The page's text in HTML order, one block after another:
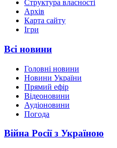
Структура власності
Архів
Карта сайту
Ігри
Всі новини
Головні новини
Новини України
Прямий ефір
Відеоновини
Аудіоновини
Погода
Війна Росії з Україною